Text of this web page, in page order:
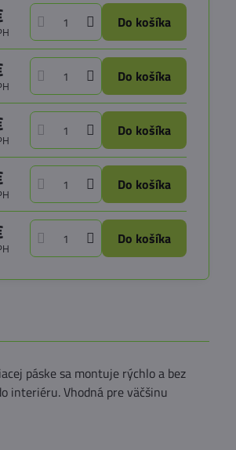
Do košíka
Do košíka
Do košíka
Do košíka
Do košíka
páske sa montuje rýchlo a bez
interiéru. Vhodná pre väčšinu